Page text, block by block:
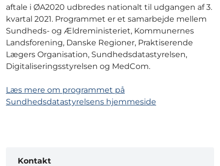
aftale i ØA2020 udbredes nationalt til udgangen af 3.
kvartal 2021. Programmet er et samarbejde mellem
Sundheds- og Ældreministeriet, Kommunernes
Landsforening, Danske Regioner, Praktiserende
Lægers Organisation, Sundhedsdatastyrelsen,
Digitaliseringsstyrelsen og MedCom.
Læs mere om programmet på
Sundhedsdatastyrelsens hjemmeside
Kontakt